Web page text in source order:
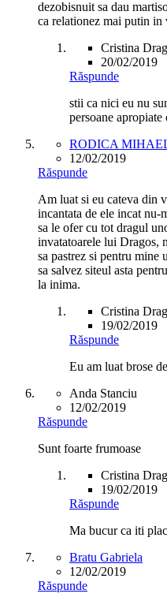
dezobisnuit sa dau
ca relationez mai putin in
Cristina
20/02/2019
Răspunde
stii ca nici eu nu
persoane
RODICA
12/02/2019
Răspunde
Am luat si eu cateva din
incantata de ele incat nu-
sa le ofer cu tot dragul
invatatoarele lui Dragos,
sa pastrez si pentru mine
sa salvez siteul asta
la inima.
Cristina
19/02/2019
Răspunde
Eu am luat brose
Anda Stanciu
12/02/2019
Răspunde
Sunt foarte frumoase
Cristina
19/02/2019
Răspunde
Ma bucur ca iti
Bratu Gabriela
12/02/2019
Răspunde